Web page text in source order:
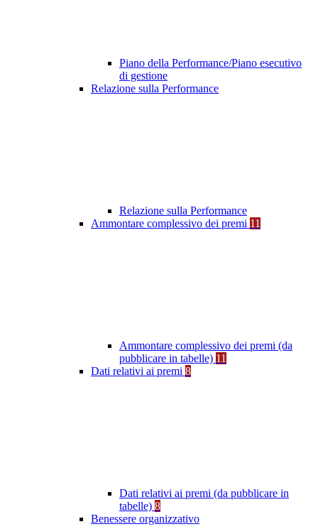
Piano della Performance/Piano esecutivo
di gestione
Relazione sulla Performance
Relazione sulla Performance
Ammontare complessivo dei premi 11
Ammontare complessivo dei premi (da
pubblicare in tabelle) 11
Dati relativi ai premi 8
Dati relativi ai premi (da pubblicare in
tabelle) 8
Benessere organizzativo